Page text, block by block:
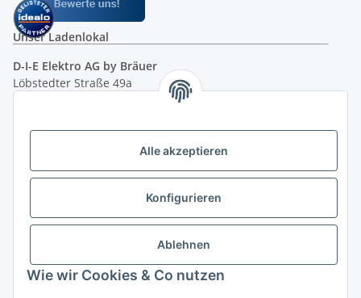
Alle akzeptieren
Konfigurieren
Ablehnen
Wie wir Cookies & Co nutzen
Unser Ladenlokal
D-I-E Elektro AG by Bräuer
Löbstedter Straße 49a
( siehe Google-Maps )
Öffnungszeiten:
10.00 - 18.00 Uhr
Ladenpreis versus Internetpreis
Vertrag widerrufen